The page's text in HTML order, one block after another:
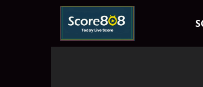
Skip
content